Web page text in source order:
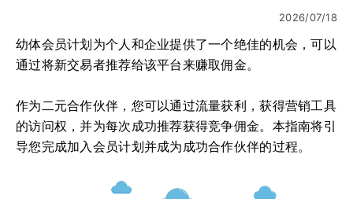
2026/07/18
幼体会员计划为个人和企业提供了一个绝佳的机会，可以
通过将新交易者推荐给该平台来赚取佣金。
作为二元合作伙伴，您可以通过流量获利，获得营销工具
的访问权，并为每次成功推荐获得竞争佣金。本指南将引
导您完成加入会员计划并成为成功合作伙伴的过程。